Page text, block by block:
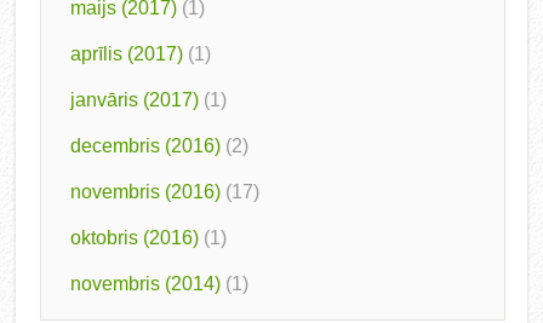
maijs (2017) (1)
aprīlis (2017) (1)
janvāris (2017) (1)
decembris (2016) (2)
novembris (2016) (17)
oktobris (2016) (1)
novembris (2014) (1)